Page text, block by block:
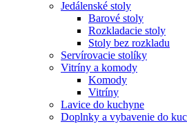
Jedálenské stoly
Barové stoly
Rozkladacie stoly
Stoly bez rozkladu
Servírovacie stolíky
Vitríny a komody
Komody
Vitríny
Lavice do kuchyne
Doplnky a vybavenie do